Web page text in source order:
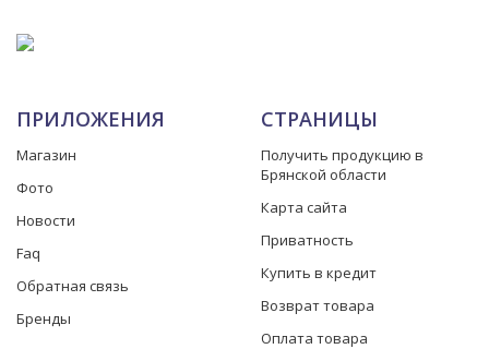
ПРИЛОЖЕНИЯ
Магазин
Фото
Новости
Faq
Обратная связь
Бренды
СТРАНИЦЫ
Получить продукцию в
Брянской области
Карта сайта
Приватность
Купить в кредит
Возврат товара
Оплата товара